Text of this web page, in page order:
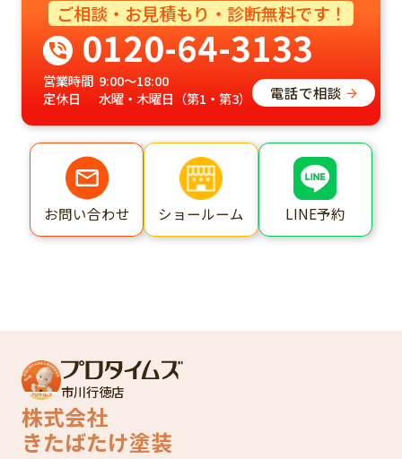
ご相談・お見積もり・診断無料です！
0120-64-3133
営業時間 9:00～18:00
定休日
水曜・木曜日（第1・第3） 電話で相談
お問い合わせ ショールーム LINE予約
市川行徳店
株式会社
きたばたけ塗装